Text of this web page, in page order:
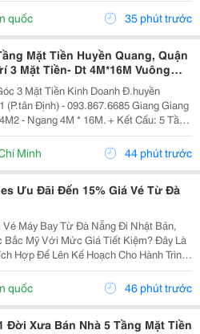
Phải Đảm Bảo Độ Bền Tuyệt Đối
quốc 35 phút trước
Mặt Tiền Huyền Quang, Quận
3 Mặt Tiền- Dt 4M*16M Vuông
Giang Giang Xem Nhà
3 Mặt Tiền Kinh Doanh Đ.huyền
(P.tân Định) - 093.867.6685 Giang Giang
- Ngang 4M * 16M. + Kết Cấu: 5 Tầng
- 5Pn. + Sổ Hồng Vuông Đẹp -
+ Chủ Chào: 25T. *...
Minh 44 phút trước
Ưu Đãi Đến 15% Giá Vé Từ Đà
Vé Máy Bay Từ Đà Nẵng Đi Nhật Bản,
Bắc Mỹ Với Mức Giá Tiết Kiệm? Đây Là
Hợp Để Lên Kế Hoạch Cho Hành Trình
Năm 2027. China Airlines Ưu Đãi Đến
Đà Nẵng Cho Nhiều Điểm Đến Quốc
quốc 46 phút trước
Đời Xưa Bán Nhà 5 Tầng Mặt Tiền